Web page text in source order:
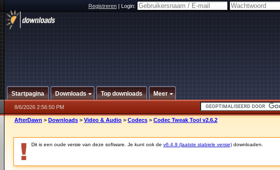
Registreren|Login:
Startpagina Downloads Top downloads Meer
8/6/2026 2:56:50 PM
AfterDawn > Downloads > Video & Audio > Codecs > Codec Tweak Tool v2.6.2
Dit is een oude versie van deze software. Je kunt ook de v6.4.9 (laatste stabiele versie) downloaden.